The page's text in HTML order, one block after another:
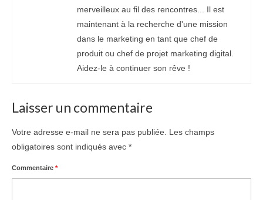
merveilleux au fil des rencontres... Il est
maintenant à la recherche d'une mission
dans le marketing en tant que chef de
produit ou chef de projet marketing digital.
Aidez-le à continuer son rêve !
Laisser un commentaire
Votre adresse e-mail ne sera pas publiée.
Les champs
obligatoires sont indiqués avec *
Commentaire *